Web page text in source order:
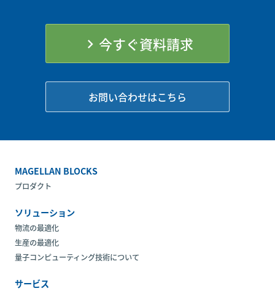
chevron_right 今すぐ資料請求
お問い合わせはこちら
MAGELLAN BLOCKS
プロダクト
ソリューション
物流の最適化
生産の最適化
量子コンピューティング技術について
サービス